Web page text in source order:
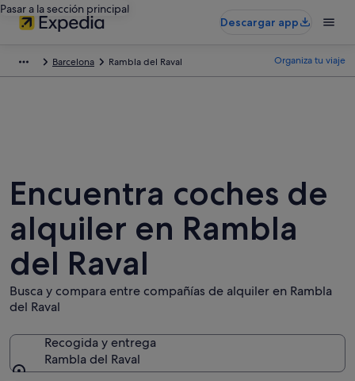
Pasar a la sección principal
Descargar app
Barcelona Rambla del Raval Organiza tu viaje
Encuentra coches de
alquiler en Rambla
del Raval
Busca y compara entre compañías de alquiler en Rambla
del Raval
Recogida y entrega
Rambla del Raval